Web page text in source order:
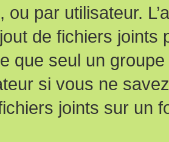
ou par utilisateur.
de fichiers
que seul un
si vous ne
joints sur un